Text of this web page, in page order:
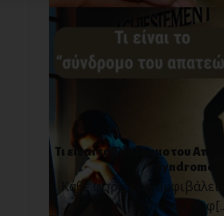
Τι είναι το Σύνδρομο του
Syndrome)
Κάθε φορά που αμφιβάλεις
σου και